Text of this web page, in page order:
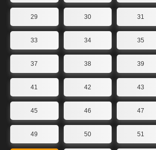
29 30 31
33 34 35
37 38 39
41 42 43
45 46 47
49 50 51